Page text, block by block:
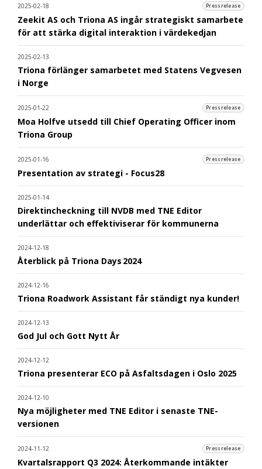
2025-02-18 Pressrelease
Zeekit AS och Triona AS ingår strategiskt samarbete
för att stärka digital interaktion i värdekedjan
2025-02-13
Triona förlänger samarbetet med Statens Vegvesen
i Norge
2025-01-22 Pressrelease
Moa Holfve utsedd till Chief Operating Officer inom
Triona Group
2025-01-16 Pressrelease
Presentation av strategi - Focus28
2025-01-14
Direktincheckning till NVDB med TNE Editor
underlättar och effektiviserar för kommunerna
2024-12-18
Återblick på Triona Days 2024
2024-12-16
Triona Roadwork Assistant får ständigt nya kunder!
2024-12-13
God Jul och Gott Nytt År
2024-12-12
Triona presenterar ECO på Asfaltsdagen i Oslo 2025
2024-12-10
Nya möjligheter med TNE Editor i senaste TNE-
versionen
2024-11-12 Pressrelease
Kvartalsrapport Q3 2024: Återkommande intäkter